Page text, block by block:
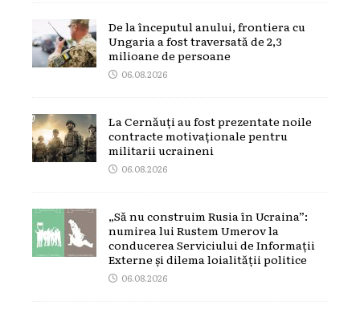
De la începutul anului, frontiera cu
Ungaria a fost traversată de 2,3
milioane de persoane
06.08.2026
La Cernăuți au fost prezentate noile
contracte motivaționale pentru
militarii ucraineni
06.08.2026
„Să nu construim Rusia în Ucraina”:
numirea lui Rustem Umerov la
conducerea Serviciului de Informații
Externe și dilema loialității politice
06.08.2026